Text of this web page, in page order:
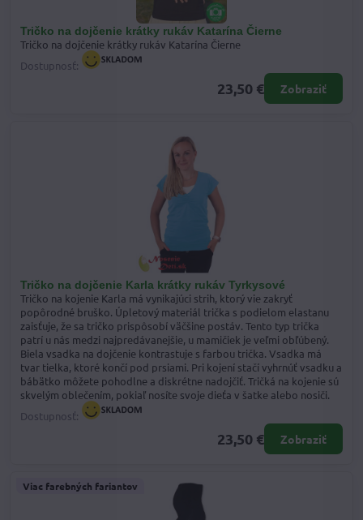
Tričko na dojčenie krátky rukáv Katarína Čierne
Tričko na dojčenie krátky rukáv Katarína Čierne
Dostupnosť:
23,50 € Zobraziť
Tričko na dojčenie Karla krátky rukáv Tyrkysové
Tričko na kojenie Karla má vynikajúci strih, ktorý vie zakryť
popôrodné bruško. Úpletový materiál trička s podielom elastanu
zaisťuje, že sa tričko prispôsobí väčšine postáv. Tento typ trička
patrí u nás medzi najpredávanejšie, u mamičiek je veľmi obľúbený.
Biela vsadka na dojčenie kontrastuje s farbou trička. Vsadka má
tvar tielka, ktoré končí pod prsiami. Pri kojení stačí vyhrnúť vsadku a
bábätko môžete pohodlne a diskrétne nadojčiť. Tričká na kojenie sú
skvelým oblečením, pokiaľ nosíte svoje dieťa v šatke alebo nosiči.
Dostupnosť:
23,50 € Zobraziť
Viac farebných fariantov